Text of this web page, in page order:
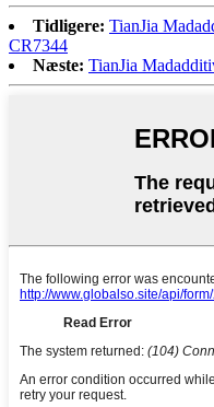
Tidligere: TianJia
CR7344
Næste: TianJia